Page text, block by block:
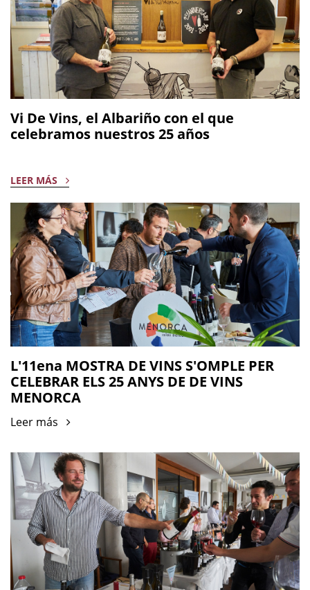
Vi De Vins, el Albariño con el que
celebramos nuestros 25 años
LEER MÁS
L'11ena MOSTRA DE VINS S'OMPLE PER
CELEBRAR ELS 25 ANYS DE DE VINS
MENORCA
Leer más